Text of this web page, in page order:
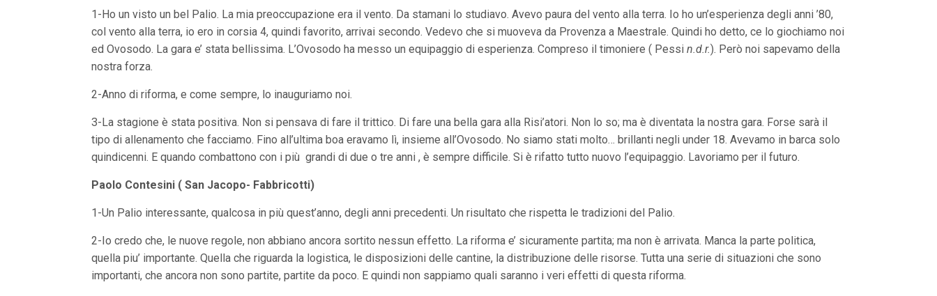
1-Ho un visto un bel Palio. La mia preoccupazione era il vento. Da stamani lo studiavo. Avevo paura del vento alla terra. Io ho un’esperienza degli anni ’80,
col vento alla terra, io ero in corsia 4, quindi favorito, arrivai secondo. Vedevo che si muoveva da Provenza a Maestrale. Quindi ho detto, ce lo giochiamo noi
ed Ovosodo. La gara e’ stata bellissima. L’Ovosodo ha messo un equipaggio di esperienza. Compreso il timoniere ( Pessin.d.r.). Però noi sapevamo della
nostra forza.
2-Anno di riforma, e come sempre, lo inauguriamo noi.
3-La stagione è stata positiva. Non si pensava di fare il trittico. Di fare una bella gara alla Risi’atori. Non lo so; ma è diventata la nostra gara. Forse sarà il
tipo di allenamento che facciamo. Fino all’ultima boa eravamo lì, insieme all’Ovosodo. No siamo stati molto… brillanti negli under 18. Avevamo in barca solo
quindicenni. E quando combattono con i più grandi di due o tre anni , è sempre difficile. Si è rifatto tutto nuovo l’equipaggio. Lavoriamo per il futuro.
Paolo Contesini ( San Jacopo- Fabbricotti)
1-Un Palio interessante, qualcosa in più quest’anno, degli anni precedenti. Un risultato che rispetta le tradizioni del Palio.
2-Io credo che, le nuove regole, non abbiano ancora sortito nessun effetto. La riforma e’ sicuramente partita; ma non è arrivata. Manca la parte politica,
quella piu’ importante. Quella che riguarda la logistica, le disposizioni delle cantine, la distribuzione delle risorse. Tutta una serie di situazioni che sono
importanti, che ancora non sono partite, partite da poco. E quindi non sappiamo quali saranno i veri effetti di questa riforma.